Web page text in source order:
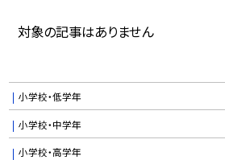
対象の記事はありません
小学校・低学年
小学校・中学年
小学校・高学年